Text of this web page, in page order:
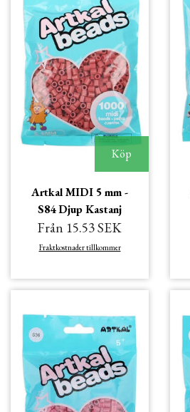
Köp
Artkal MIDI 5 mm -
S84 Djup Kastanj
Från 15.53 SEK
Fraktkostnader tillkommer